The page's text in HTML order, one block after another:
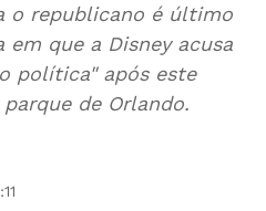
o republicano é último
que a Disney acusa
política" após este
de Orlando.